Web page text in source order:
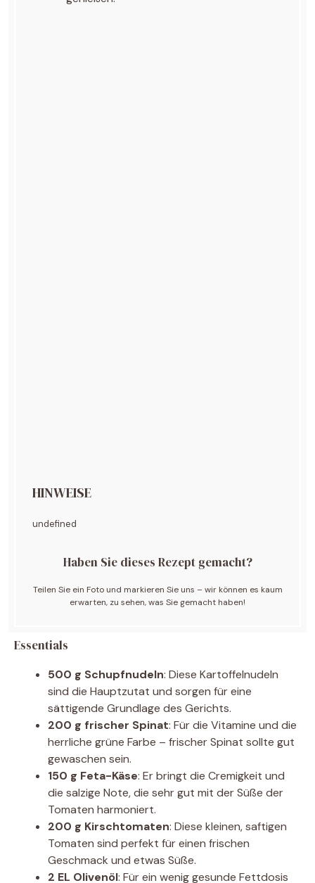
HINWEISE
undefined
Haben Sie dieses Rezept gemacht?
Teilen Sie ein Foto und markieren Sie uns – wir können es kaum
erwarten, zu sehen, was Sie gemacht haben!
Essentials
500 g Schupfnudeln: Diese Kartoffelnudeln
sind die Hauptzutat und sorgen für eine
sättigende Grundlage des Gerichts.
200 g frischer Spinat: Für die Vitamine und die
herrliche grüne Farbe – frischer Spinat sollte gut
gewaschen sein.
150 g Feta-Käse: Er bringt die Cremigkeit und
die salzige Note, die sehr gut mit der Süße der
Tomaten harmoniert.
200 g Kirschtomaten: Diese kleinen, saftigen
Tomaten sind perfekt für einen frischen
Geschmack und etwas Süße.
2 EL Olivenöl: Für ein wenig gesunde Fettdosis